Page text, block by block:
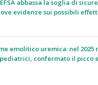
abbassa la soglia di
evidenze sui possibili
emolitico uremica: nel 2025
pediatrici, confermato il picco